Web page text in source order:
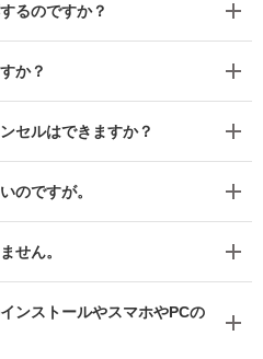
るのですか？
か？
セルはできますか？
のですが。
せん。
ンストールやスマホやPCの